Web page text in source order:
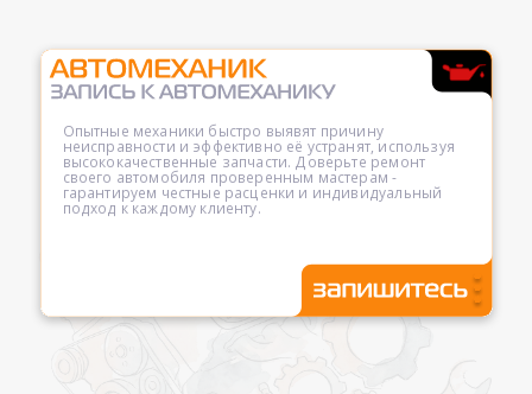
Опытные механики быстро выявят причину
неисправности и эффективно её устранят, используя
высококачественные запчасти. Доверьте ремонт
своего автомобиля проверенным мастерам -
гарантируем честные расценки и индивидуальный
подход к каждому клиенту.